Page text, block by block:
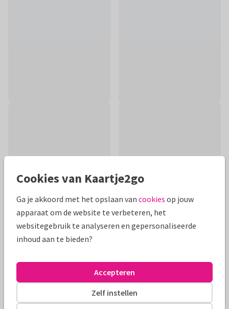
Productinformatie
Eigentijds kaartje met aquarel achtergrond en lichtgevend
hart met sierlijk plantje. Zie ook de bijpassende binnenzijde
met troostrijke boodschap.
Cookies van Kaartje2go
Ga je akkoord met het opslaan van cookies op jouw
apparaat om de website te verbeteren, het
websitegebruik te analyseren en gepersonaliseerde
inhoud aan te bieden?
Zelf instellen
Accepteren